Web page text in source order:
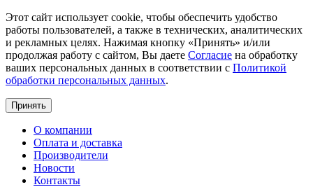
Этот сайт использует cookie, чтобы обеспечить удобство
работы пользователей, а также в технических, аналитических
и рекламных целях. Нажимая кнопку «Принять» и/или
продолжая работу с сайтом, Вы даете Согласие на обработку
ваших персональных данных в соответствии с Политикой
обработки персональных данных.
Принять
О компании
Оплата и доставка
Производители
Новости
Контакты